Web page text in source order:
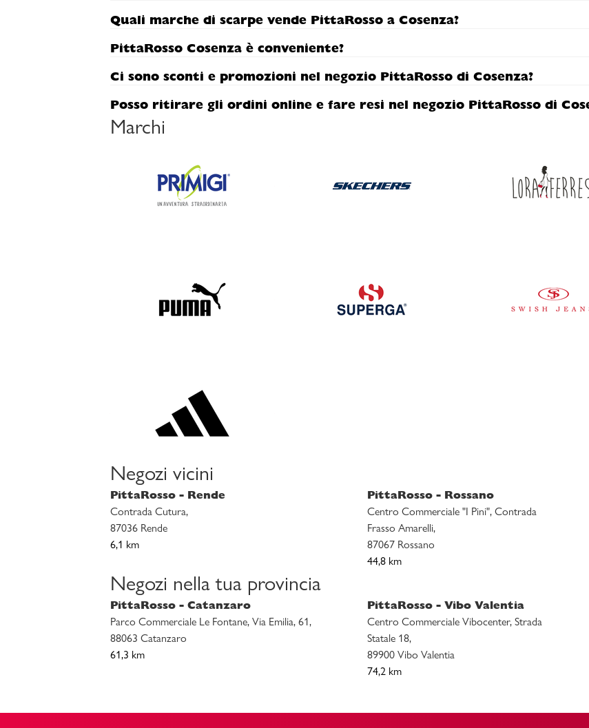
Quali marche di scarpe vende PittaRosso a Cosenza?
PittaRosso Cosenza è conveniente?
Ci sono sconti e promozioni nel negozio PittaRosso di Cosenza?
Posso ritirare gli ordini online e fare resi nel negozio PittaRosso di
Marchi
Negozi vicini
PittaRosso - Rende
Contrada Cutura,
87036 Rende
6,1 km
PittaRosso - Rossano
Centro Commerciale "I Pini", Contrada
Frasso Amarelli,
87067 Rossano
44,8 km
Negozi nella tua provincia
PittaRosso - Catanzaro
Parco Commerciale Le Fontane, Via Emilia, 61,
88063 Catanzaro
61,3 km
PittaRosso - Vibo Valentia
Centro Commerciale Vibocenter, Strada
Statale 18,
89900 Vibo Valentia
74,2 km